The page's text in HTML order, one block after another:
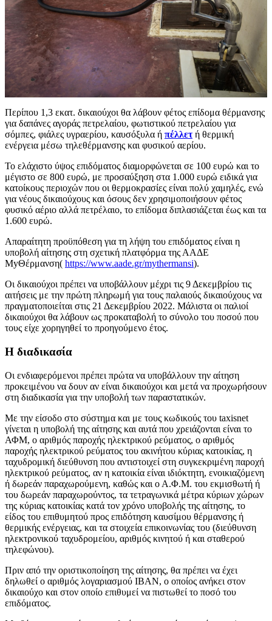
Περίπου 1,3 εκατ. δικαιούχοι θα λάβουν φέτος επίδομα θέρμανσης
για δαπάνες αγοράς πετρελαίου, φωτιστικού πετρελαίου για
σόμπες, φιάλες υγραερίου, καυσόξυλα ή πέλλετή θερμική
ενέργεια μέσω τηλεθέρμανσης και φυσικού αερίου.
Το ελάχιστο ύψος επιδόματος διαμορφώνεται σε 100 ευρώ και το
μέγιστο σε 800 ευρώ, με προσαύξηση στα 1.000 ευρώ ειδικά για
κατοίκους περιοχών που οι θερμοκρασίες είναι πολύ χαμηλές, ενώ
για νέους δικαιούχους και όσους δεν χρησιμοποιήσουν φέτος
φυσικό αέριο αλλά πετρέλαιο, το επίδομα διπλασιάζεται έως και τα
1.600 ευρώ.
Απαραίτητη προϋπόθεση για τη λήψη του επιδόματος είναι η
υποβολή αίτησης στη σχετική πλατφόρμα της ΑΑΔΕ
MyΘέρμανση( https://www.aade.gr/mythermansi).
Οι δικαιούχοι πρέπει να υποβάλλουν μέχρι τις 9 Δεκεμβρίου τις
αιτήσεις με την πρώτη πληρωμή για τους παλαιούς δικαιούχους να
πραγματοποιείται στις 21 Δεκεμβρίου 2022. Μάλιστα οι παλιοί
δικαιούχοι θα λάβουν ως προκαταβολή το σύνολο του ποσού που
τους είχε χορηγηθεί το προηγούμενο έτος.
Η διαδικασία
Οι ενδιαφερόμενοι πρέπει πρώτα να υποβάλλουν την αίτηση
προκειμένου να δουν αν είναι δικαιούχοι και μετά να προχωρήσουν
στη διαδικασία για την υποβολή των παραστατικών.
Με την είσοδο στο σύστημα και με τους κωδικούς του taxisnet
γίνεται η υποβολή της αίτησης και αυτά που χρειάζονται είναι το
ΑΦΜ, ο αριθμός παροχής ηλεκτρικού ρεύματος, ο αριθμός
παροχής ηλεκτρικού ρεύματος του ακινήτου κύριας κατοικίας, η
ταχυδρομική διεύθυνση που αντιστοιχεί στη συγκεκριμένη παροχή
ηλεκτρικού ρεύματος, αν η κατοικία είναι ιδιόκτητη, ενοικιαζόμενη
ή δωρεάν παραχωρούμενη, καθώς και ο Α.Φ.Μ. του εκμισθωτή ή
του δωρεάν παραχωρούντος, τα τετραγωνικά μέτρα κύριων χώρων
της κύριας κατοικίας κατά τον χρόνο υποβολής της αίτησης, το
είδος του επιθυμητού προς επιδότηση καυσίμου θέρμανσης ή
θερμικής ενέργειας, και τα στοιχεία επικοινωνίας του (διεύθυνση
ηλεκτρονικού ταχυδρομείου, αριθμός κινητού ή και σταθερού
τηλεφώνου).
Πριν από την οριστικοποίηση της αίτησης, θα πρέπει να έχει
δηλωθεί ο αριθμός λογαριασμού ΙΒΑΝ, ο οποίος ανήκει στον
δικαιούχο και στον οποίο επιθυμεί να πιστωθεί το ποσό του
επιδόματος.